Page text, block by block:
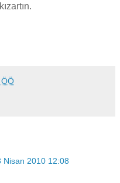
Nisan 2010 12:08